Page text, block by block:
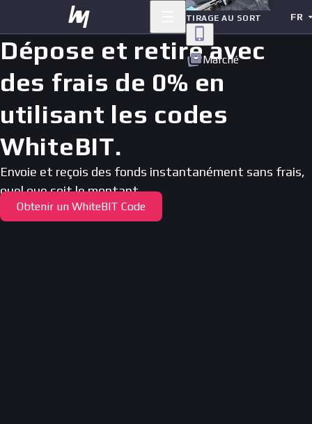
TIRAGE AU SORT
Marché
FR
Dépose et retire avec
des frais de 0% en
utilisant les codes
WhiteBIT.
Envoie et reçois des fonds instantanément sans frais,
quel que soit le montant.
Obtenir un WhiteBIT Code